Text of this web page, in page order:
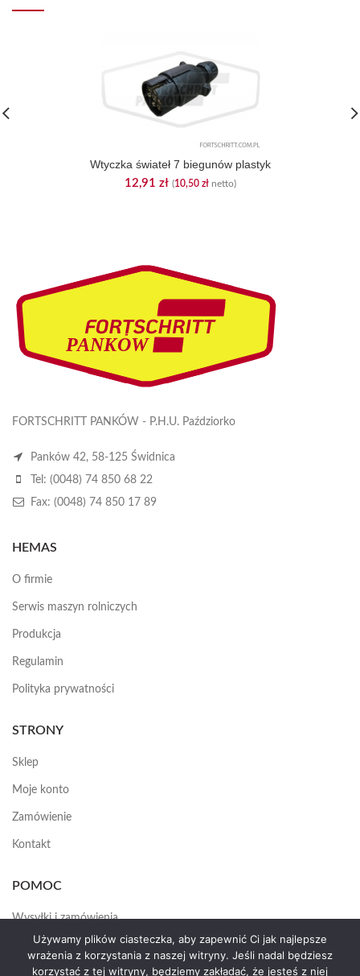
Wtyczka świateł 7 biegunów plastyk
12,91 zł (10,50 złnetto)
FORTSCHRITT PANKÓW - P.H.U. Paździorko
Panków 42, 58-125 Świdnica
Tel: (0048) 74 850 68 22
Fax: (0048) 74 850 17 89
HEMAS
O firmie
Serwis maszyn rolniczych
Produkcja
Regulamin
Polityka prywatności
STRONY
Sklep
Moje konto
Zamówienie
Kontakt
POMOC
Wysyłki i zamówienia
Jak założyć konto
Używamy plików ciasteczka, aby zapewnić Ci jak najlepsze
wrażenia z korzystania z naszej witryny. Jeśli nadal będziesz
korzystać z tej witryny, będziemy zakładać, że jesteś z niej